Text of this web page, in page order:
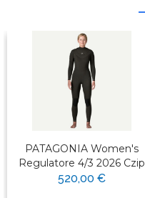
PATAGONIA Women's
Regulatore 4/3 2026 Czip
520,00 €